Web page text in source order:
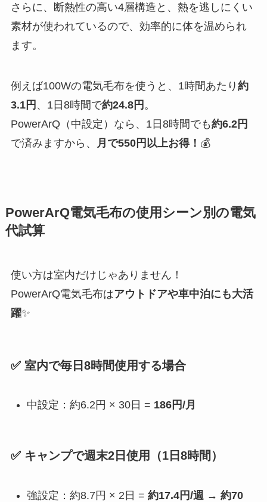
さらに、断熱性の高い4層構造と、熱を逃しにくい
素材が使われているので、効率的に体を温められ
ます。
例えば100Wの電気毛布を使うと、1時間あたり 約
3.1円 、1日8時間で約24.8円 。
PowerArQ（中設定）なら、1日8時間でも約6.2円
で済みますから、
月で550円以上お得！ 💰
PowerArQ電気毛布の使用シーン別の電気
代試算
使い方は室内だけじゃありません！
PowerArQ電気毛布はアウトドアや車中泊にも大活
躍✨
✅ 室内で毎日8時間使用する場合
中設定：約6.2円 × 30日 = 186円/月
✅ キャンプで週末2日使用（1日8時間）
強設定：約8.7円 × 2日 = 約17.4円/週 → 約70